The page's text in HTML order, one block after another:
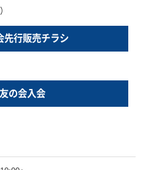
先行販売チラシ
友の会入会